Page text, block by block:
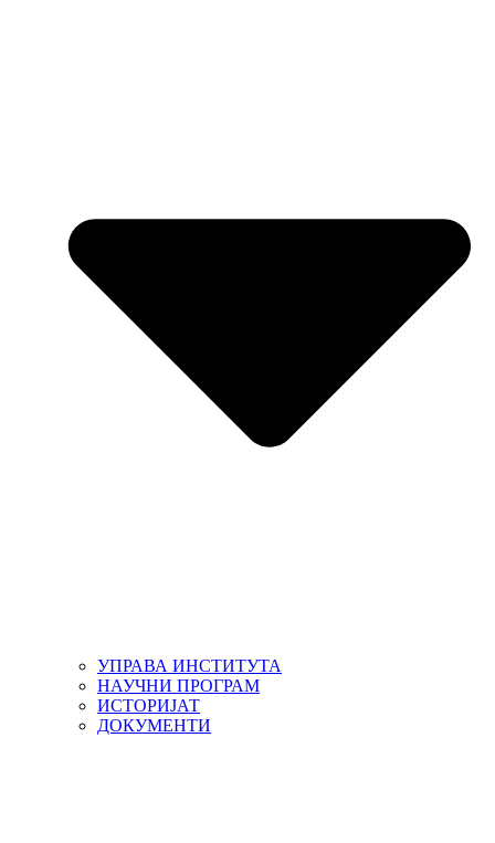
УПРАВА ИНСТИТУТА
НАУЧНИ ПРОГРАМ
ИСТОРИЈАТ
ДОКУМЕНТИ